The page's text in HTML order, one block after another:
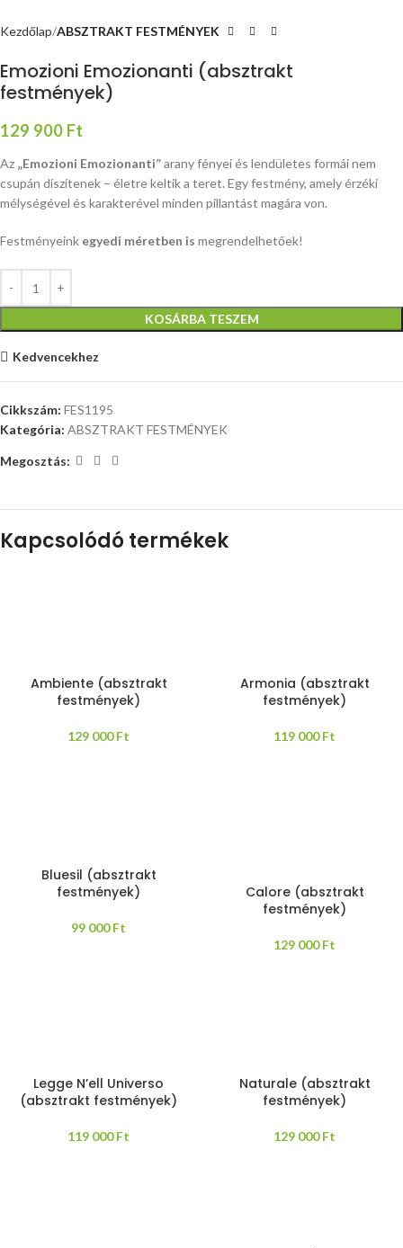
Kezdőlap ABSZTRAKT FESTMÉNYEK
Emozioni Emozionanti (absztrakt
festmények)
129 900 Ft
Az „Emozioni Emozionanti”arany fényei és lendületes formái nem
csupán díszítenek – életre keltik a teret. Egy festmény, amely érzéki
mélységével és karakterével minden pillantást magára von.
Festményeink egyedi méretben is megrendelhetőek!
KOSÁRBA TESZEM
Kedvencekhez
Cikkszám: FES1195
Kategória: ABSZTRAKT FESTMÉNYEK
Megosztás:
Kapcsolódó termékek
Ambiente (absztrakt
festmények)
129 000Ft
Armonia (absztrakt
festmények)
119 000Ft
Bluesil (absztrakt
festmények)
99 000Ft
Calore (absztrakt
festmények)
129 000Ft
Legge N’ell Universo
(absztrakt festmények)
119 000Ft
Naturale (absztrakt
festmények)
129 000Ft